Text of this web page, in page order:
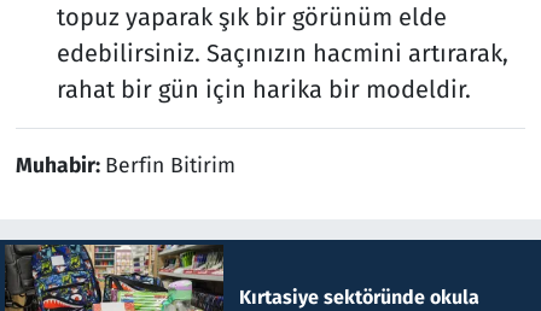
topuz yaparak şık bir görünüm elde
edebilirsiniz. Saçınızın hacmini artırarak,
rahat bir gün için harika bir modeldir.
Muhabir: Berfin Bitirim
Kırtasiye sektöründe okula